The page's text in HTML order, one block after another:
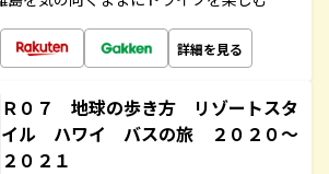
詳細を見る
Ｒ０７ 地球の歩き方 リゾートスタ
イル ハワイ バスの旅 ２０２０～
２０２１